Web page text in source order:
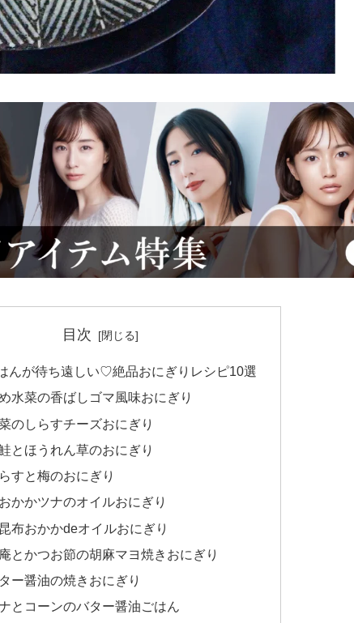
目次
んが待ち遠しい♡絶品おにぎりレシピ10選
水菜の香ばしゴマ風味おにぎり
のしらすチーズおにぎり
とほうれん草のおにぎり
すと梅のおにぎり
かかツナのオイルおにぎり
布おかかdeオイルおにぎり
とかつお節の胡麻マヨ焼きおにぎり
ー醤油の焼きおにぎり
とコーンのバター醤油ごはん